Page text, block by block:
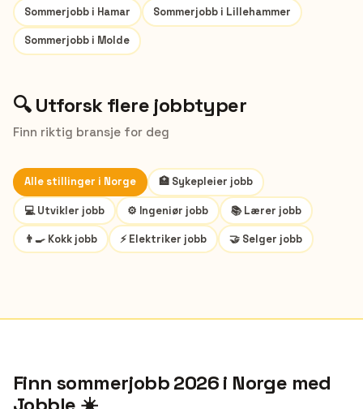
Sommerjobb i Hamar Sommerjobb i Lillehammer
Sommerjobb i Molde
🔍 Utforsk flere jobbtyper
Finn riktig bransje for deg
Alle stillinger i Norge 🏥 Sykepleier jobb
💻 Utvikler jobb ⚙️ Ingeniør jobb 📚 Lærer jobb
👨‍🍳 Kokk jobb ⚡ Elektriker jobb 🤝 Selger jobb
Finn sommerjobb2026i Norge med